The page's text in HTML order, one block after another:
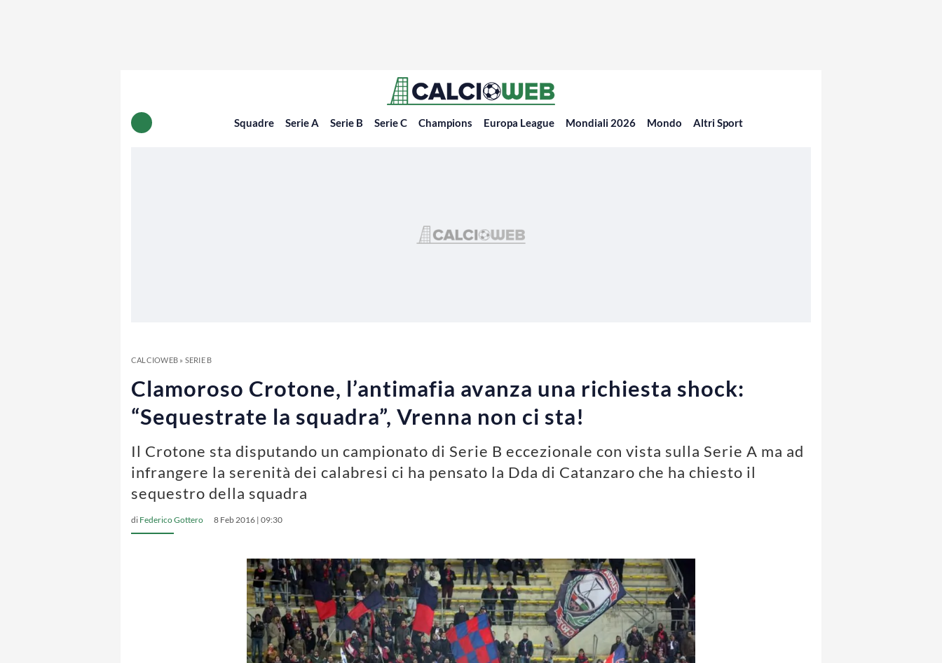
Squadre Serie A Serie B Serie C Champions Europa League Mondiali 2026 Mondo Altri Sport
CALCIOWEB» SERIE B
Clamoroso Crotone, l’antimafia avanza una richiesta shock:
“Sequestrate la squadra”, Vrenna non ci sta!
Il Crotone sta disputando un campionato di Serie B eccezionale con vista sulla Serie A ma ad
infrangere la serenità dei calabresi ci ha pensato la Dda di Catanzaro che ha chiesto il
sequestro della squadra
di Federico Gottero 8 Feb 2016 | 09:30